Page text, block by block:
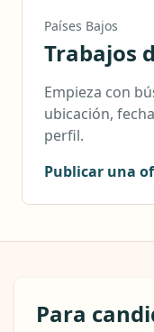
Países Bajos
Trabajos
Empieza con
ubicación,
perfil.
Publicar una
Para